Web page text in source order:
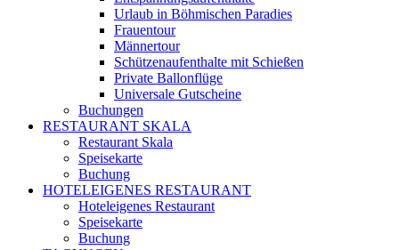
Urlaub in Böhmischen Paradies
Frauentour
Männertour
Schützenaufenthalte mit Schießen
Private Ballonflüge
Universale Gutscheine
Buchungen
RESTAURANT SKALA
Restaurant Skala
Speisekarte
Buchung
HOTELEIGENES RESTAURANT
Hoteleigenes Restaurant
Speisekarte
Buchung